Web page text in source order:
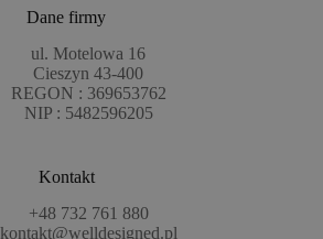
Dane firmy
ul. Motelowa 16
Cieszyn 43-400
REGON : 369653762
NIP : 5482596205
Kontakt
+48 732 761 880
kontakt@welldesigned.pl